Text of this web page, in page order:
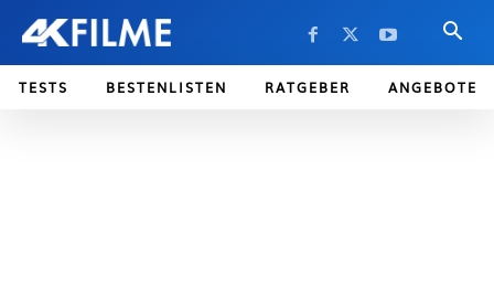
TESTS BESTENLISTEN RATGEBER ANGEBOTE